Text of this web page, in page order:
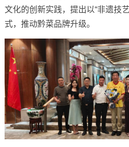
文化的创新实践，提出以“非遗技
式，推动黔菜品牌升级。